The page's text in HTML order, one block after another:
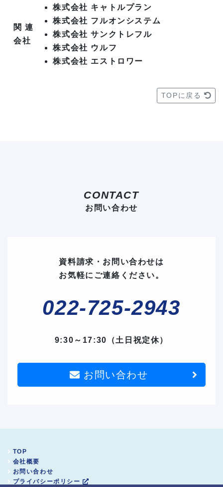
関連
会社
株式会社 キャトルプラン
株式会社 フルオンシステム
株式会社 サンクトレフル
株式会社 ウルフ
株式会社 エストロワー
TOPに戻る
CONTACT
お問い合わせ
資料請求・お問い合わせは
お気軽にご連絡ください。
022-725-2943
9:30～17:30（土日祝定休）
お問い合わせ
TOP
会社概要
お問い合わせ
プライバシーポリシー